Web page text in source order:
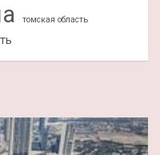
томская область